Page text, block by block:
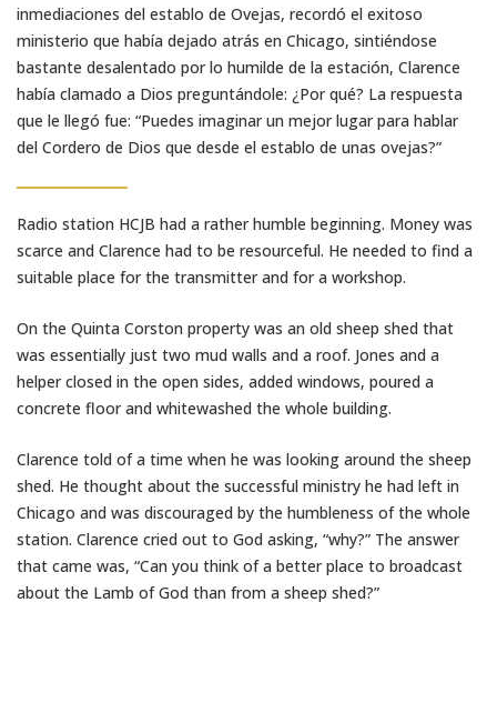
inmediaciones del establo de Ovejas, recordó el exitoso
ministerio que había dejado atrás en Chicago, sintiéndose
bastante desalentado por lo humilde de la estación, Clarence
había clamado a Dios preguntándole: ¿Por qué? La respuesta
que le llegó fue: “Puedes imaginar un mejor lugar para hablar
del Cordero de Dios que desde el establo de unas ovejas?”
Radio station HCJB had a rather humble beginning. Money was
scarce and Clarence had to be resourceful. He needed to find a
suitable place for the transmitter and for a workshop.
On the Quinta Corston property was an old sheep shed that
was essentially just two mud walls and a roof. Jones and a
helper closed in the open sides, added windows, poured a
concrete floor and whitewashed the whole building.
Clarence told of a time when he was looking around the sheep
shed. He thought about the successful ministry he had left in
Chicago and was discouraged by the humbleness of the whole
station. Clarence cried out to God asking, “why?” The answer
that came was, “Can you think of a better place to broadcast
about the Lamb of God than from a sheep shed?”